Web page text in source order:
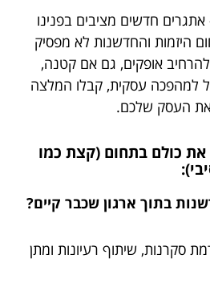
חדשים מציבים בפנינו
היזמות והחדשנות לא מפסיק
אופקים, גם אם קטנה,
למהפכה עסקית, קבלו המלצה
את העסק שלכם.
כולם בתחום (קצת כמו
סקרנות, שיתוף רעיונות ומתן